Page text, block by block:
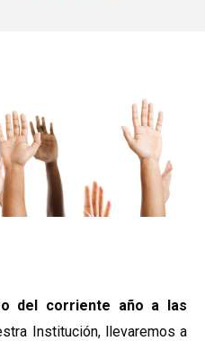
del corriente año a las
Institución, llevaremos a